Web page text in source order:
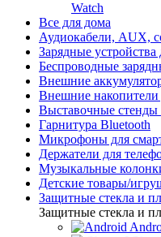
Watch
Все для дома
Аудиокабели, AUX,
Зарядные устройства
Беспроводные
Внешние
Внешние
Выставочные стенды
Гарнитура Bluetooth
Микрофоны для
Держатели для
Музыкальные
Детские товары/
Защитные стекла и
Защитные стекла и